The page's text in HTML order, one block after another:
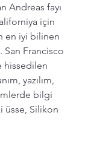
Andreas fayı
için
en iyi bilinen
San Francisco
hissedilen
yazılım,
bilgi
üsse, Silikon